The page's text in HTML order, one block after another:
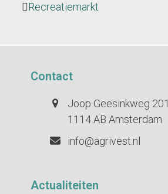
Recreatiemarkt
Contact
Joop Geesinkweg 201
1114 AB Amsterdam
info@agrivest.nl
Actualiteiten